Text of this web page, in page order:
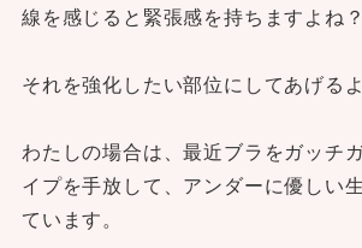
線を感じると緊張感を持ちますよね？
それを強化したい部位にしてあげる
わたしの場合は、最近ブラをガッチ
イプを手放して、アンダーに優しい
ています。